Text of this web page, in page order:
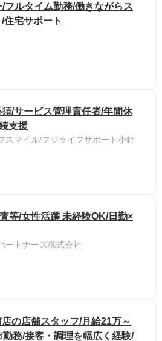
フルタイム勤務/働きながらス
住宅サポート
/サービス管理責任者/年間休
支援
スマイル/フジライフサポート小針
等/女性活躍 未経験OK/日勤×
ートナーズ株式会社
の店舗スタッフ/月給21万～
務/接客・調理を幅広く経験/